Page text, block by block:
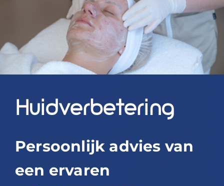
Over ons
Mijn account
Huidverbetering
Persoonlijk advies van
een ervaren